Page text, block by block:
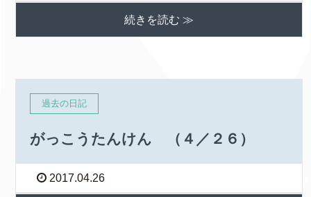
続きを読む ≫
過去の日記
がっこうたんけん （４／２６）
2017.04.26